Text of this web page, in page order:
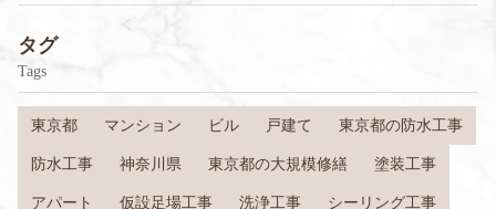
タグ
Tags
東京都 マンション ビル 戸建て 東京都の防水工事
防水工事 神奈川県 東京都の大規模修繕 塗装工事
アパート 仮設足場工事 洗浄工事 シーリング工事